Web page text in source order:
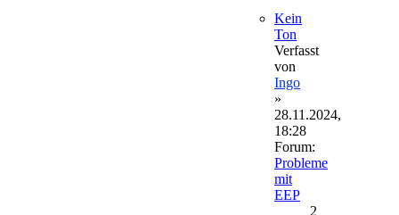
Kein
Ton
Verfasst
von
Ingo
»
28.11.2024,
18:28
Forum:
Probleme
mit
EEP
2